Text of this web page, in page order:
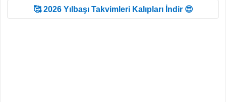
🥰 2026 Yılbaşı Takvimleri Kalıpları İndir 😍